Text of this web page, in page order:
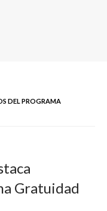
DEL PROGRAMA
Gratuidad